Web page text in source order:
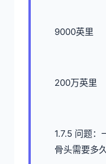
9000英里
200万英里
1.7.5 问题：
骨头需要多久